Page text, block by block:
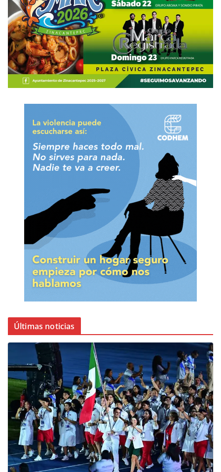
Últimas noticias